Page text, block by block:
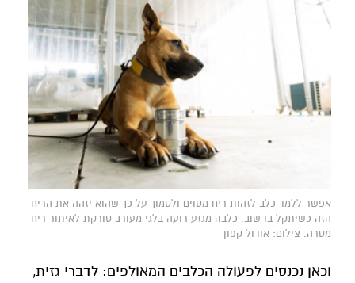
אפשר ללמד כלב לזהות ריח מסוים ולסמוך על כך שהוא יזהה את הריח
הזה כשיתקל בו שוב. כלבה מגזע רועה בלגי מעורב סורקת לאיתור ריח
מטרה. צילום: אודול קפון
וכאן נכנסים לפעולה הכלבים המאולפים: לדברי גזית,